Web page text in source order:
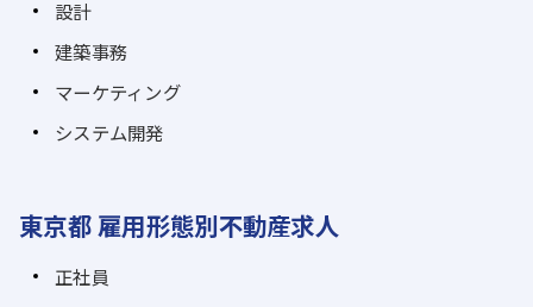
設計
建築事務
マーケティング
システム開発
東京都 雇用形態別不動産求人
正社員